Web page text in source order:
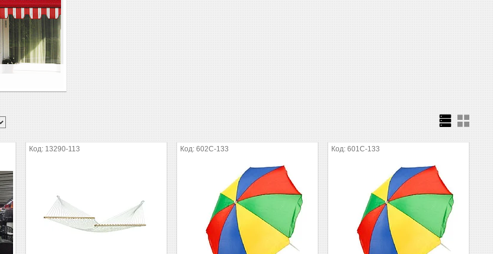
13290-113 602C-133 601C-133